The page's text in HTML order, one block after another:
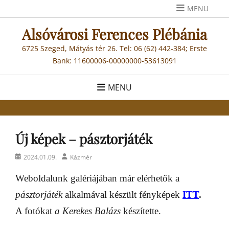
to
content
MENU
Alsóvárosi Ferences Plébánia
6725 Szeged, Mátyás tér 26. Tel: 06 (62) 442-384; Erste
Bank: 11600006-00000000-53613091
MENU
Új képek – pásztorjáték
Posted2024.01.09. AuthorKázmér
Weboldalunk galériájában már elérhetők a
pásztorjátékalkalmával készült fényképek ITT.
A fotókat a Kerekes Balázs készítette.